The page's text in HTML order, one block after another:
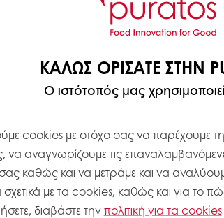
ΚΑΛΏΣ ΟΡΊΣΑΤΕ ΣΤΗΝ
Ο ιστότοπός μας
cookies με στόχο σας να παρέχουμε
να αναγνωρίζουμε τις
καθώς και να μετράμε και να
με τα cookies, καθώς και για το
διαβάστε τηνπολιτική για τα cookies